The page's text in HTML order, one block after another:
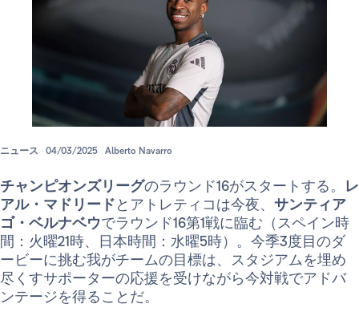
ニュース 04/03/2025 Alberto Navarro
チャンピオンズリーグのラウンド16がスタートする。 レ
アル・マドリードとアトレティコは今夜、 サンティア
ゴ・ベルナベウでラウンド16第1戦に臨む（スペイン時
間：火曜21時、日本時間：水曜5時）。今季3度目のダ
ービーに挑む我がチームの目標は、スタジアムを埋め
尽くすサポーターの応援を受けながら今対戦でアドバ
ンテージを得ることだ。